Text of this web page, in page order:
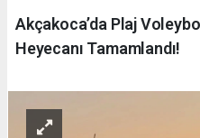
Akçakoca’da Plaj
Heyecanı Tamamlandı!